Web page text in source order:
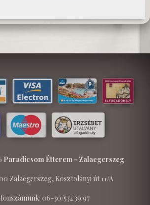
Paradicsom Étterem - Zalaegerszeg
Zalaegerszeg, Kosztolányi út 11/A
06-30/532 39 97